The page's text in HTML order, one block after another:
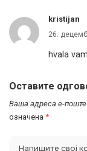
kristijan
26.
hvala
Оставите
Ваша адреса е-поште
означена *